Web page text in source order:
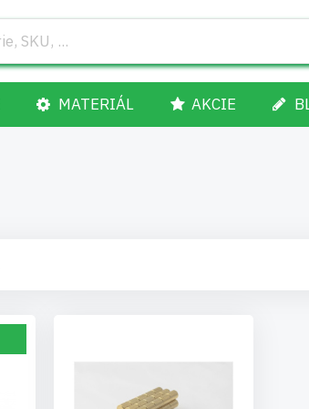
MATERIÁL AKCIE